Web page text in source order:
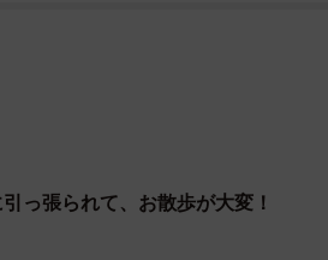
引っ張られて、お散歩が大変！